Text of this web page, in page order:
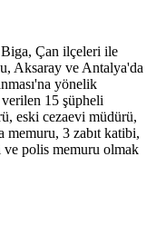
Çan ilçeleri ile
Aksaray ve Antalya'da
yönelik
verilen 15 şüpheli
eski cezaevi müdürü,
3 zabıt katibi,
polis memuru olmak